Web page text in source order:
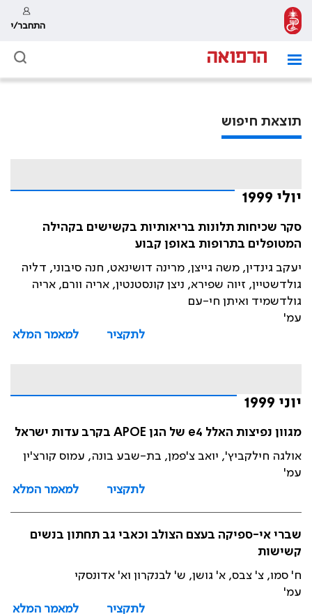
התחבר/י
תוצאת חיפוש
יולי 1999
סקר שכיחות תלונות בריאותיות בקשישים בקהילה
המטופלים בתרופות באופן קבוע
יעקב גינדין, משה גייצן, מרינה דושינאט, חנה סיבוני, דליה
גולדשטיין, זיוה שפירא, ניצן קונסטנטין, אריה וורם, אריה
גולדשמיד ואיתן חי-עם
עמ'
לתקציר
למאמר המלא
יוני 1999
מגוון נפיצות האלל e4 של הגן APOE בקרב עדות ישראל
אולגה חילקביץ', יואב צ'פמן, בת-שבע בונה, עמוס קורצ'ין
עמ'
לתקציר
למאמר המלא
שברי אי-ספיקה בעצם הצולב וכאבי גב תחתון בנשים
קשישות
ח' סמו, צ' צבס, א' גושן, ש' לבנקרון וא' אדונסקי
עמ'
לתקציר
למאמר המלא